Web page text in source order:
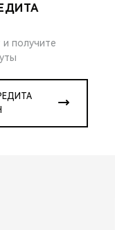
и получите